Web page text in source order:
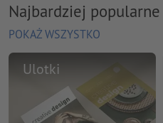
Najbardziej
POKAŻ WSZYSTKO
Ulotki